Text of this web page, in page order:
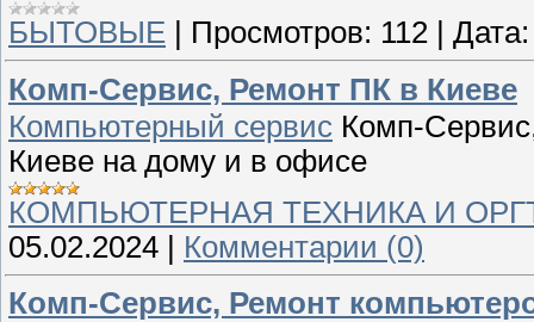
БЫТОВЫЕ
Просмотров: 112
Дата:
Комп-Сервис, Ремонт ПК в Киеве
Компьютерный сервис Комп-
Киеве на дому и в офисе
КОМПЬЮТЕРНАЯ ТЕХНИКА И
05.02.2024 | Комментарии (0)
Комп-Сервис, Ремонт